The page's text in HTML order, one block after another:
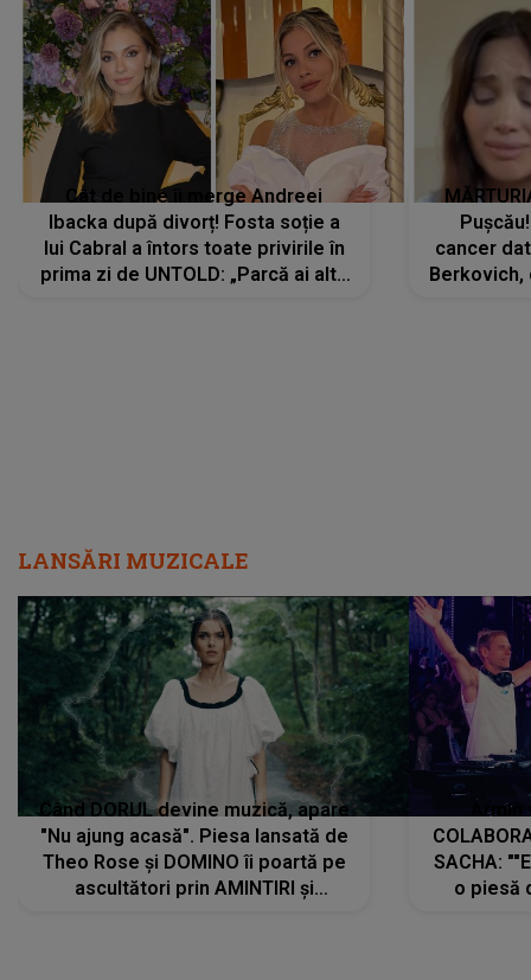
Cât de bine îi merge Andreei
Ibacka după divorț! Fosta soție a
lui Cabral a întors toate privirile în
prima zi de UNTOLD: „Parcă ai altă
cancer
LANSĂRI MUZICALE
Când DORUL devine muzică, apare
"Nu ajung acasă". Piesa lansată de
Theo Rose și DOMINO îi poartă pe
ascultători prin AMINTIRI și
SACHA:
o piesă